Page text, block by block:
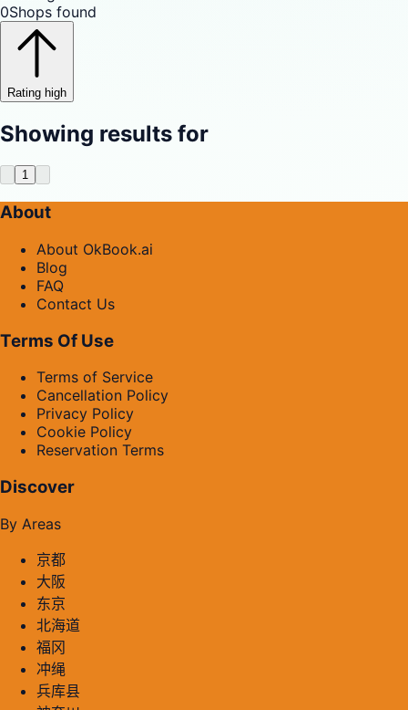
0Shops found
Rating high
Showing results for
1
About
About OkBook.ai
Blog
FAQ
Contact Us
Terms Of Use
Terms of Service
Cancellation Policy
Privacy Policy
Cookie Policy
Reservation Terms
Discover
By Areas
京都
大阪
东京
北海道
福冈
冲绳
兵库县